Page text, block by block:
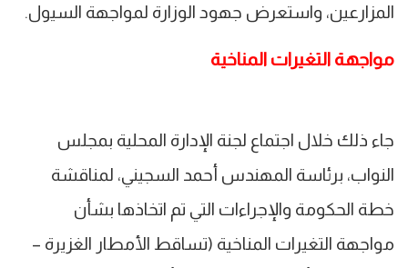
المزارعين، واستعرض جهود الوزارة لمواجهة السيول.
مواجهة التغيرات المناخية
جاء ذلك خلال اجتماع لجنة الإدارة المحلية بمجلس
النواب، برئاسة المهندس أحمد السجيني، لمناقشة
خطة الحكومة والإجراءات التي تم اتخاذها بشأن
مواجهة التغيرات المناخية (تساقط الأمطار الغزيرة –